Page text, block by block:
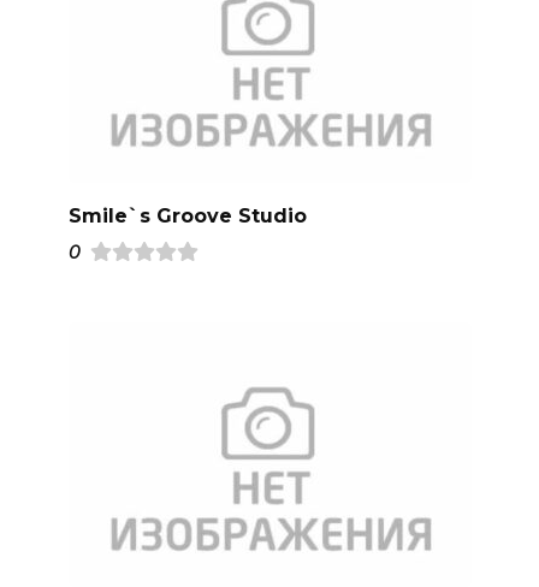
Smile`s Groove Studio
0